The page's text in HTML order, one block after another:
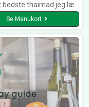
til chili, så kan man få det i præcis den styrke man er til.... Det er et besøg værd....
Se Menukort